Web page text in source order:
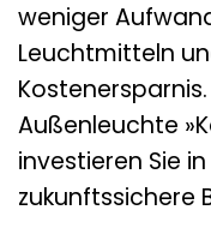
weniger
Leuchtmitteln
Kostenersparnis.
Außenleuchte
investieren Sie
zukunftssichere